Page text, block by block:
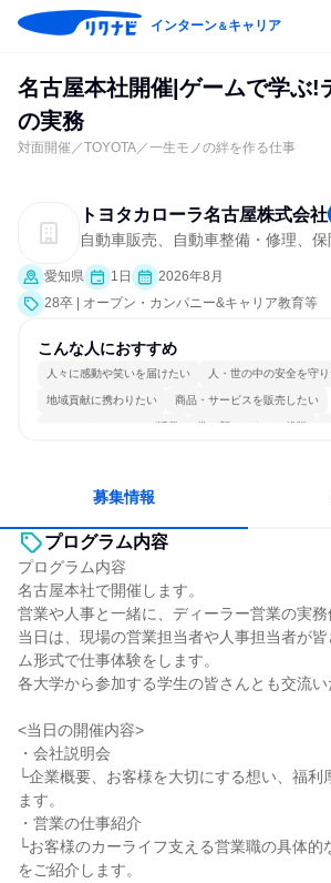
インターン＆キャリア
名古屋本社開催|ゲームで学ぶ!
の実務
対面開催／TOYOTA／一生モノの絆を作る仕事
トヨタカローラ名古屋株式会社
自動車販売、自動車整備・修理、保
愛知県 1日
2026年8月
28卒 | オープン・カンパニー&キャリア教育等
こんな人におすすめ
人々に感動や笑いを届けたい 人・世の中の安全を守
地域貢献に携わりたい 商品・サービスを販売したい
コミュニケーションが活発 常に新しいものに挑戦
募集情報
プログラム内容
プログラム内容
名古屋本社で開催します。
営業や人事と一緒に、ディーラー営業の実務
当日は、現場の営業担当者や人事担当者が
ム形式で仕事体験をします。
各大学から参加する学生の皆さんとも交流い
<当日の開催内容>
・会社説明会
└企業概要、お客様を大切にする想い、福利
ます。
・営業の仕事紹介
└お客様のカーライフ支える営業職の具体的
をご紹介します。